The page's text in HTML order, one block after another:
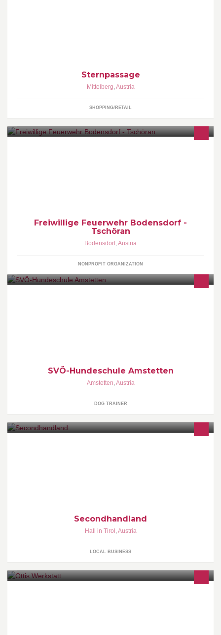
Sternpassage
Mittelberg,Austria
SHOPPING/RETAIL
Freiwillige Feuerwehr Bodensdorf -
Tschöran
Bodensdorf,Austria
NONPROFIT ORGANIZATION
SVÖ-Hundeschule Amstetten
Amstetten,Austria
DOG TRAINER
Secondhandland
Hall in Tirol ,Austria
LOCAL BUSINESS